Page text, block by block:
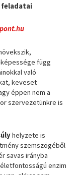
feladatai
függ
való
keveset
éppen nem a
szervezetünkre is
helyzete is
szemszögéből
savas irányba
enzim